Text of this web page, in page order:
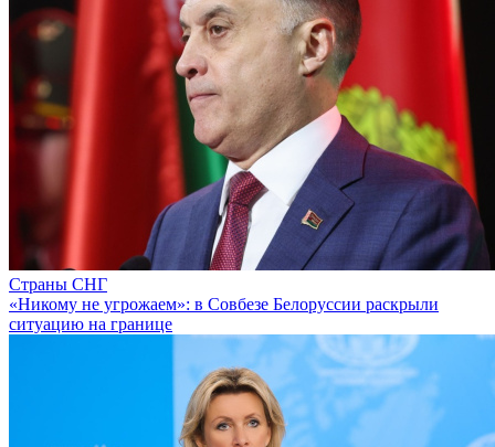
Страны СНГ
«Никому не угрожаем»: в Совбезе Белоруссии раскрыли
ситуацию на границе